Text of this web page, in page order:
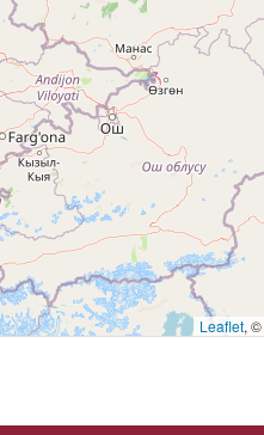
Leaflet, ©